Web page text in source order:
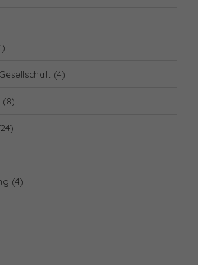
(4)
(8)
(4)